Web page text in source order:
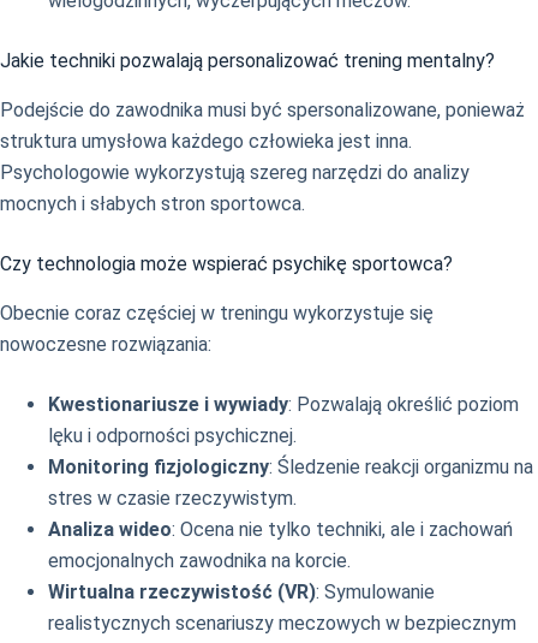
Jakie techniki pozwalają personalizować trening mentalny?
Podejście do zawodnika musi być spersonalizowane, ponieważ
struktura umysłowa każdego człowieka jest inna.
Psychologowie wykorzystują szereg narzędzi do analizy
mocnych i słabych stron sportowca.
Czy technologia może wspierać psychikę sportowca?
Obecnie coraz częściej w treningu wykorzystuje się
nowoczesne rozwiązania:
Kwestionariusze i wywiady: Pozwalają określić poziom
lęku i odporności psychicznej.
Monitoring fizjologiczny: Śledzenie reakcji organizmu na
stres w czasie rzeczywistym.
Analiza wideo: Ocena nie tylko techniki, ale i zachowań
emocjonalnych zawodnika na korcie.
Wirtualna rzeczywistość (VR): Symulowanie
realistycznych scenariuszy meczowych w bezpiecznym